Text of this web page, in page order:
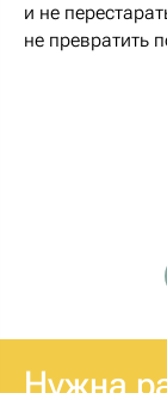
и не
не превратить
Нужна